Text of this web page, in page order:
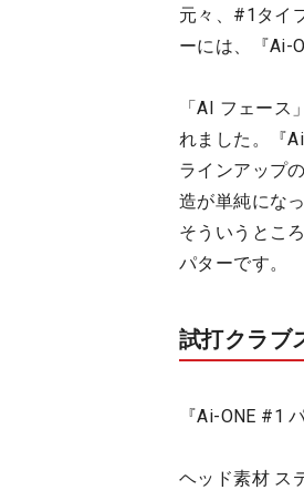
元々、#1タイ
ーには、『Ai-
「AI フェー
れました。『
ラインアップ
造が単純にな
そういうとこ
パターです。
試打クラブ
『Ai-ONE #1
ヘッド素材 ス